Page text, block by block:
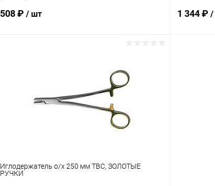
508 ₽ / шт
Сравнение
В избранное В наличии
1 344 ₽ /
Иглодержатель о/х 250 мм ТВС, ЗОЛОТЫЕ
РУЧКИ